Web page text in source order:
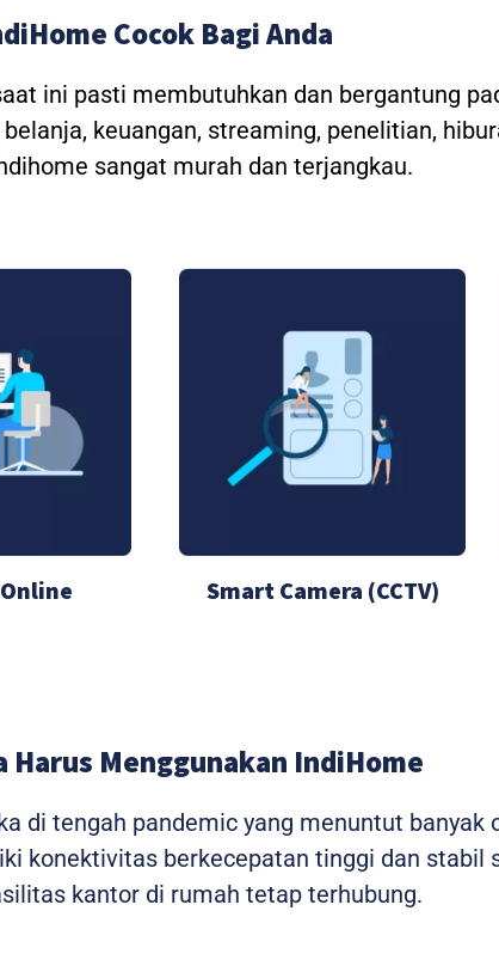
Cocok Bagi Anda
ini pasti membutuhkan dan bergantung
keuangan, streaming, penelitian,
sangat murah dan terjangkau.
Smart Camera (CCTV)
Harus Menggunakan IndiHome
di tengah pandemic yang menuntut banyak
konektivitas berkecepatan tinggi dan stabil
kantor di rumah tetap terhubung.